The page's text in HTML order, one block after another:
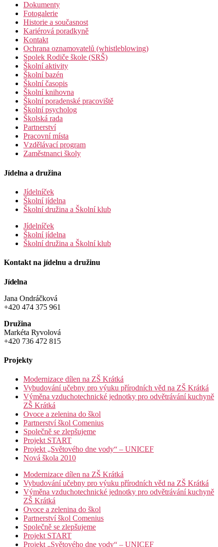
Dokumenty
Fotogalerie
Historie a současnost
Kariérová poradkyně
Kontakt
Ochrana oznamovatelů (whistleblowing)
Spolek Rodiče škole (SRŠ)
Školní aktivity
Školní bazén
Školní časopis
Školní knihovna
Školní poradenské pracoviště
Školní psycholog
Školská rada
Partnerství
Pracovní místa
Vzdělávací program
Zaměstnanci školy
Jídelna a družina
Jídelníček
Školní jídelna
Školní družina a Školní klub
Jídelníček
Školní jídelna
Školní družina a Školní klub
Kontakt na jídelnu a družinu
Jídelna
Jana Ondráčková
+420 474 375 961
Družina
Markéta Ryvolová
+420 736 472 815
Projekty
Modernizace dílen na ZŠ Krátká
Vybudování učebny pro výuku přírodních věd na ZŠ Krátká
Výměna vzduchotechnické jednotky pro odvětrávání kuchyně
ZŠ Krátká
Ovoce a zelenina do škol
Partnerství škol Comenius
Společně se zlepšujeme
Projekt START
Projekt „Světového dne vody“ – UNICEF
Nová škola 2010
Modernizace dílen na ZŠ Krátká
Vybudování učebny pro výuku přírodních věd na ZŠ Krátká
Výměna vzduchotechnické jednotky pro odvětrávání kuchyně
ZŠ Krátká
Ovoce a zelenina do škol
Partnerství škol Comenius
Společně se zlepšujeme
Projekt START
Projekt „Světového dne vody“ – UNICEF